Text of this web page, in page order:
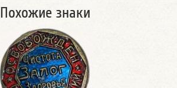
Похожие знаки